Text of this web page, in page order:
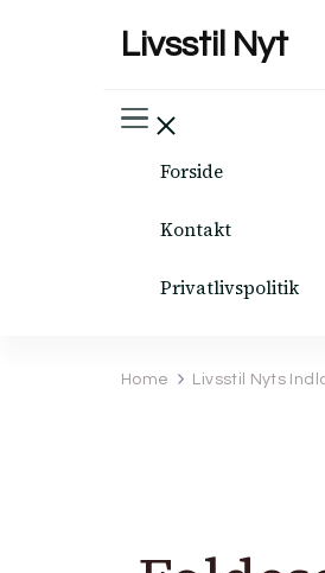
Livsstil Nyt
Forside
Kontakt
Privatlivspolitik
Home Livsstil Nyts